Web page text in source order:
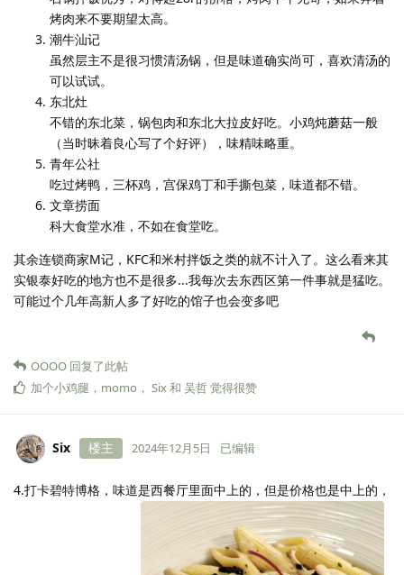
烤肉来不要期望太高。
潮牛汕记
虽然层主不是很习惯清汤锅，但是味道确实尚可，喜欢清汤的
可以试试。
东北灶
不错的东北菜，锅包肉和东北大拉皮好吃。小鸡炖蘑菇一般
（当时昧着良心写了个好评），味精味略重。
青年公社
吃过烤鸭，三杯鸡，宫保鸡丁和手撕包菜，味道都不错。
文章捞面
科大食堂水准，不如在食堂吃。
其余连锁商家M记，KFC和米村拌饭之类的就不计入了。这么看来其
实银泰好吃的地方也不是很多...我每次去东西区第一件事就是猛吃。
可能过个几年高新人多了好吃的馆子也会变多吧
OOOO 回复了此帖
加个小鸡腿 ， momo ， Six和 吴哲觉得很赞
Six 楼主 2024年12月5日 已编辑
4.打卡碧特博格，味道是西餐厅里面中上的，但是价格也是中上的，